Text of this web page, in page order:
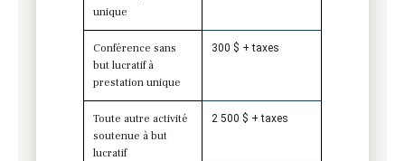
unique
Conférence sans
but lucratif à
prestation unique
300 $ + taxes
Toute autre activité
soutenue à but
lucratif
2 500 $ + taxes